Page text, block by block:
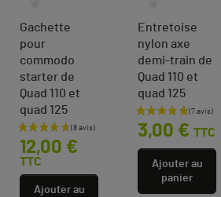
Gachette
pour
commodo
starter de
Quad 110 et
quad 125
Prix
12,00 €
TTC
Ajouter au
Entretoise
nylon axe
demi-train de
Quad 110 et
quad 125
Prix
3,00 € TTC
Ajouter au
panier